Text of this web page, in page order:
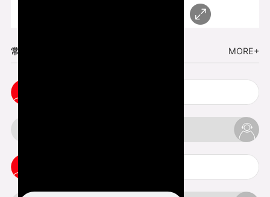
常见问题 MORE+